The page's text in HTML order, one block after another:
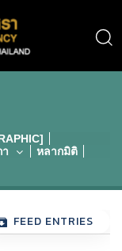
หลากมิติ
FEED ENTRIES